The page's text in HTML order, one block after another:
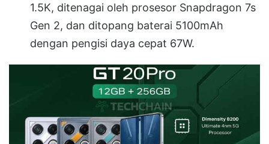
1.5K, ditenagai oleh prosesor Snapdragon 7s
Gen 2, dan ditopang baterai 5100mAh
dengan pengisi daya cepat 67W.